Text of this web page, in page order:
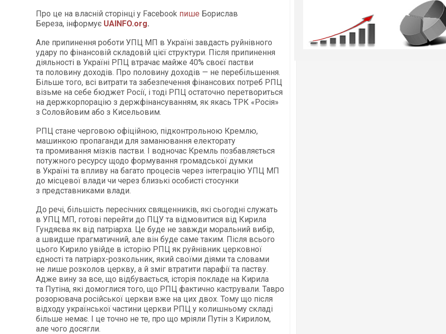
Про це на власній сторінці у Facebook пише Борислав
Береза, інформує UAINFO.org.
Але припинення роботи УПЦ МП в Україні завдасть руйнівного
удару по фінансовій складовій цієї структури. Після припинення
діяльності в Україні РПЦ втрачає майже 40% своєї пастви
та половину доходів. Про половину доходів — не перебільшення.
Більше того, всі витрати та забезпечення фінансових потреб РПЦ
візьме на себе бюджет Росії, і тоді РПЦ остаточно перетвориться
на держкорпорацію з держфінансуванням, як якась ТРК «Росія»
з Соловйовим або з Кисельовим.
РПЦ стане черговою офіційною, підконтрольною Кремлю,
машинкою пропаганди для заманювання електорату
та промивання мізків пастви. І водночас Кремль позбавляється
потужного ресурсу щодо формування громадської думки
в Україні та впливу на багато процесів через інтеграцію УПЦ МП
до місцевої влади чи через близькі особисті стосунки
з представниками влади.
До речі, більшість пересічних священників, які сьогодні служать
в УПЦ МП, готові перейти до ПЦУ та відмовитися від Кирила
Гундяєва як від патріарха. Це буде не завжди моральний вибір,
а швидше прагматичний, але він буде саме таким. Після всього
цього Кирило увійде в історію РПЦ як руйнівник церковної
єдності та патріарх-розкольник, який своїми діями та словами
не лише розколов церкву, а й зміг втратити парафії та паству.
Адже вину за все, що відбувається, історія покладе на Кирила
та Путіна, які домоглися того, що РПЦ фактично кастрували. Тавро
розорювача російської церкви вже на цих двох. Тому що після
відходу української частини церкви РПЦ у колишньому складі
більше немає. І це точно не те, про що мріяли Путін з Кирилом,
але чого досягли.